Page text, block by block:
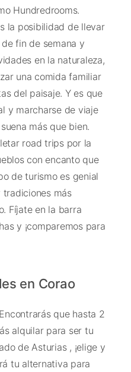
Hundredrooms.
la posibilidad de llevar
fin de semana y
en la naturaleza,
una comida familiar
del paisaje. Y es que
y marcharse de viaje
más que bien.
road trips por la
con encanto que
de turismo es genial
más
Fíjate en la barra
y ¡comparemos para
en Corao
que hasta 2
alquilar para ser tu
de Asturias , ¡elige y
tu alternativa para